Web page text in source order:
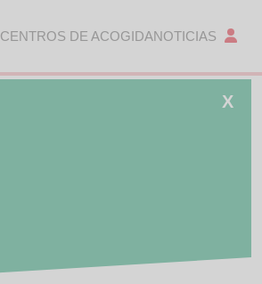
CENTROS DE ACOGIDANOTICIAS
X